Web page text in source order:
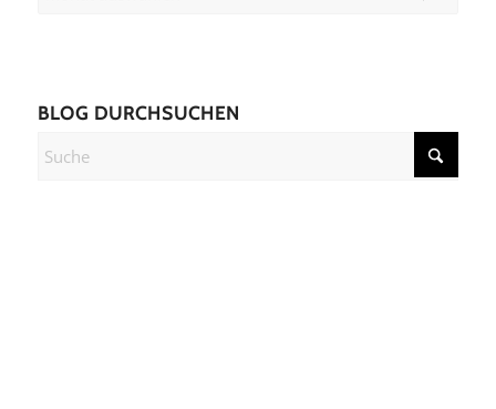
BLOG DURCHSUCHEN